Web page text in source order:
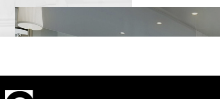
其他系列